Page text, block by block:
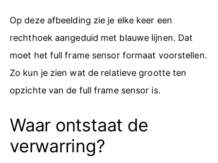
Op deze afbeelding zie je elke keer een
rechthoek aangeduid met blauwe lijnen. Dat
moet het full frame sensor formaat voorstellen.
Zo kun je zien wat de relatieve grootte ten
opzichte van de full frame sensor is.
Waar ontstaat de
verwarring?